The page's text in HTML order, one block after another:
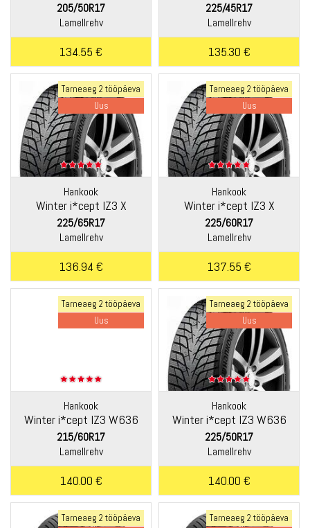
205/50R17
Lamellrehv
134.55 €
225/45R17
Lamellrehv
135.30 €
Tarneaeg 2 tööpäeva
Uus
Hankook
Winter i*cept IZ3 X
W636A
225/65R17
Lamellrehv
136.94 €
Tarneaeg 2 tööpäeva
Uus
Hankook
Winter i*cept IZ3 X
W636A
225/60R17
Lamellrehv
137.55 €
Tarneaeg 2 tööpäeva
Uus
Hankook
Winter i*cept IZ3 W636
215/60R17
Lamellrehv
140.00 €
Tarneaeg 2 tööpäeva
Uus
Hankook
Winter i*cept IZ3 W636
225/50R17
Lamellrehv
140.00 €
Tarneaeg 2 tööpäeva
Tarneaeg 2 tööpäeva